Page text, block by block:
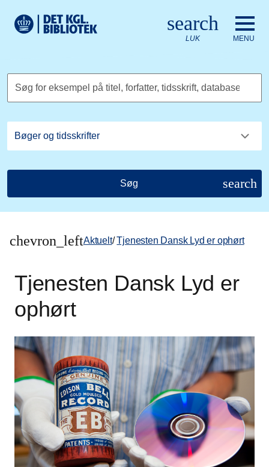
Det Kongelige Biblioteks logo. Gå til Det Kongelige
search
LUK MENU
Søg for eksempel på titel, forfatter, tidsskrift, database
Søg search
chevron_leftAktuelt/ Tjenesten Dansk Lyd er ophørt
Tjenesten Dansk Lyd er
ophørt